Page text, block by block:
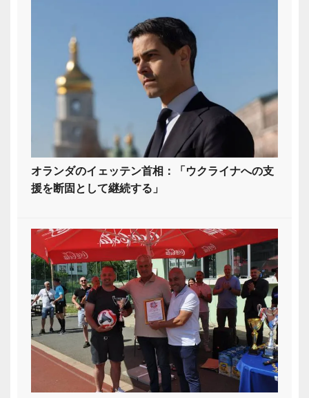
オランダのイェッテン首相：「ウクライナへの支
援を断固として継続する」